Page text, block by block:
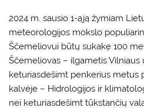
2024 m. sausio 1-ąją žymiam
meteorologijos mokslo
Ščemeliovui būtų sukakę 100
Ščemeliovas – ilgametis
keturiasdešimt penkerius metus
kalvėje – Hidrologijos ir
nei keturiasdešimt tūkstančių